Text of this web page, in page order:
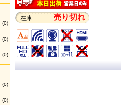
(0)
(0)
(0)
(0)
(0)
在庫 売り切れ